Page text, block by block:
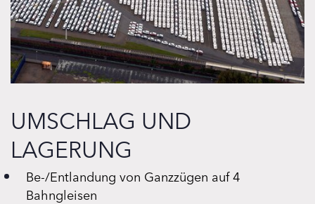
UMSCHLAG UND
LAGERUNG
Be-/Entlandung von Ganzzügen auf 4
Bahngleisen